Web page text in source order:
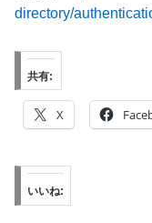
directory/
共有:
X
いいね: